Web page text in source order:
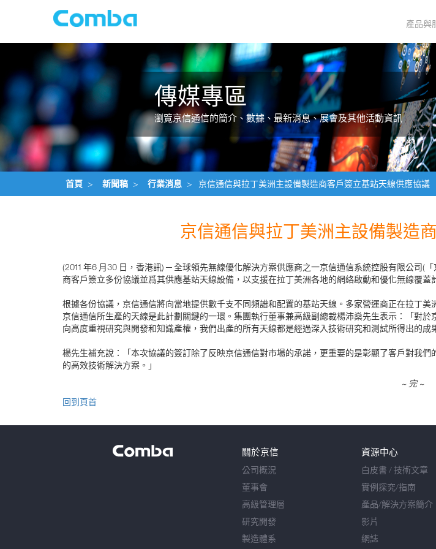
產品與
傳媒專區
瀏覽京信通信的簡介、數據、最新消息、展會及其他活動資訊
首頁 > 新聞稿 > 行業消息 > 京信通信與拉丁美洲主設備製造商客戶簽立基站天線供應協議
京信通信與拉丁美洲主設備製造
(2011 年6 月30 日，香港訊) ─ 全球領先無線優化解決方案供應商之一京信通信系統控股有限公司
商客戶簽立多份協議並爲其供應基站天線設備，以支援在拉丁美洲各地的網絡啟動和優化無線覆蓋
根據各份協議，京信通信將向當地提供數千支不同頻譜和配置的基站天線。多家營運商正在拉丁
京信通信所生產的天線是此計劃關鍵的一環。集團執行董事兼高級副總裁楊沛燊先生表示：「對
向高度重視研究與開發和知識產權，我們出產的所有天線都是經過深入技術研究和測試所得出的成
楊先生補充說：「本次協議的簽訂除了反映京信通信對市場的承諾，更重要的是彰顯了客戶對我
的高效技術解決方案。」
~ 完 ~
回到頁首
關於京信
公司概況
董事會
高級管理層
研究開發
製造體系
資源中心
白皮書 / 技術文章
實例探究/指南
產品/解決方案簡介
影片
網誌